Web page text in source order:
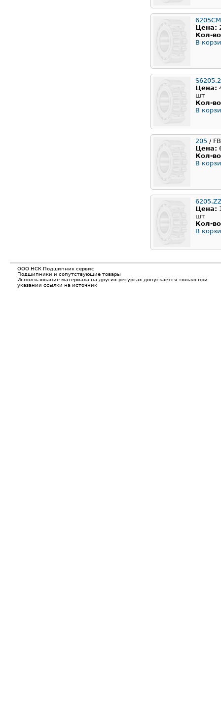
6205CM
Цена:
Кол-
В
Цена:
шт
Кол-
В
205 /
Цена:
Кол-
В
Цена:
шт
Кол-
В
ООО НСК Подшипник сервис
Подшипники и сопутствующие товары
Исползьзование материала на других ресурсах допускается только при
указании ссылки на источник